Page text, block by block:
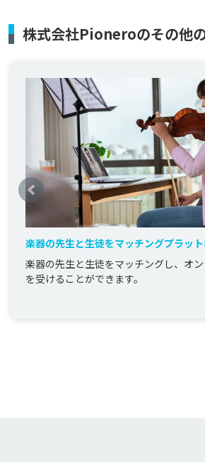
株式会社Pioneroのその他
楽器の先生と生徒をマッチングプラッ
楽器の先生と生徒をマッチングし、オ
を受けることができます。